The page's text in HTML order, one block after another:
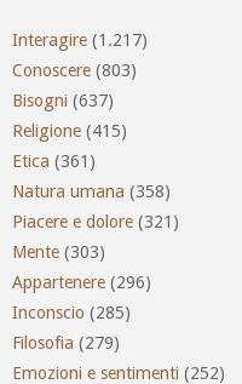
Interagire (1.217)
Conoscere (803)
Bisogni (637)
Religione (415)
Etica (361)
Natura umana (358)
Piacere e dolore (321)
Mente (303)
Appartenere (296)
Inconscio (285)
Filosofia (279)
Emozioni e sentimenti (252)